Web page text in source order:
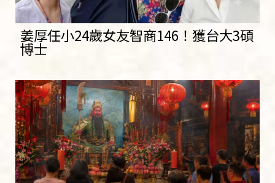
姜厚任小24歲女友智商146！獲台大3碩
博士